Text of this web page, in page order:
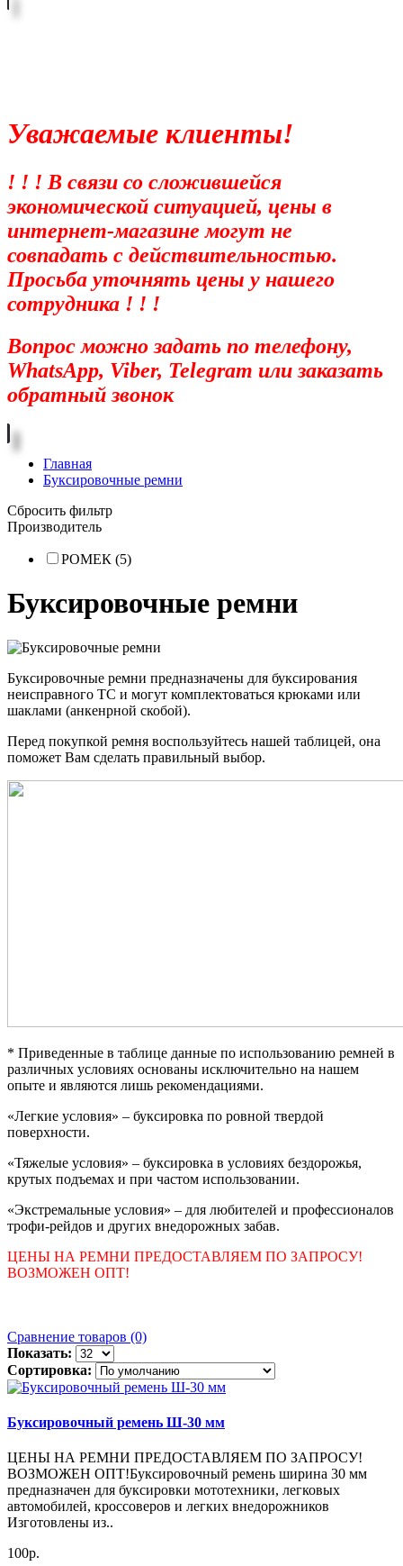
Уважаемые клиенты!
! ! ! В связи со сложившейся
экономической ситуацией, цены в
интернет-магазине могут не
совпадать с действительностью.
Просьба уточнять цены у нашего
сотрудника ! ! !
Вопрос можно задать по телефону,
WhatsApp, Viber, Telegram или заказать
обратный звонок
Главная
Буксировочные ремни
Сбросить фильтр
Производитель
РОМЕК (5)
Буксировочные ремни
Буксировочные ремни предназначены для буксирования
неисправного ТС и могут комплектоваться крюками или
шаклами (анкенрной скобой).
Перед покупкой ремня воспользуйтесь нашей таблицей, она
поможет Вам сделать правильный выбор.
* Приведенные в таблице данные по использованию ремней в
различных условиях основаны исключительно на нашем
опыте и являются лишь рекомендациями.
«Легкие условия» – буксировка по ровной твердой
поверхности.
«Тяжелые условия» – буксировка в условиях бездорожья,
крутых подъемах и при частом использовании.
«Экстремальные условия» – для любителей и профессионалов
трофи-рейдов и других внедорожных забав.
ЦЕНЫ НА РЕМНИ ПРЕДОСТАВЛЯЕМ ПО ЗАПРОСУ!
ВОЗМОЖЕН ОПТ!
Сравнение товаров (0)
Показать:
Сортировка:
Буксировочный ремень Ш-30 мм
ЦЕНЫ НА РЕМНИ ПРЕДОСТАВЛЯЕМ ПО ЗАПРОСУ!
ВОЗМОЖЕН ОПТ!Буксировочный ремень ширина 30 мм
предназначен для буксировки мототехники, легковых
автомобилей, кроссоверов и легких внедорожников
Изготовлены из..
100р.